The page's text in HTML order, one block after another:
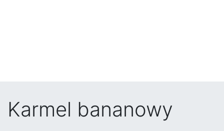
Karmel bananowy